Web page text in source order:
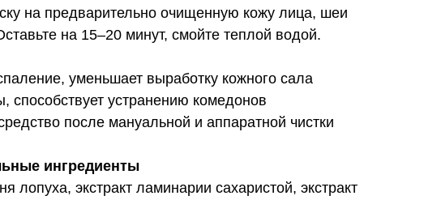
на предварительно очищенную кожу лица, шеи
на 15–20 минут, смойте теплой водой.
уменьшает выработку кожного сала
способствует устранению комедонов
после мануальной и аппаратной чистки
ингредиенты
лопуха, экстракт ламинарии сахаристой, экстракт